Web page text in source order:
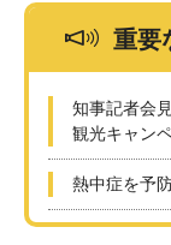
重要
知事記者会
観光キャン
熱中症を予